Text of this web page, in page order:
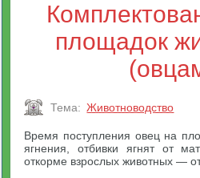
площадок
Тема: Животноводство
Время поступления овец на
ягнения, отбивки ягнят от
откорме взрослых животных — от